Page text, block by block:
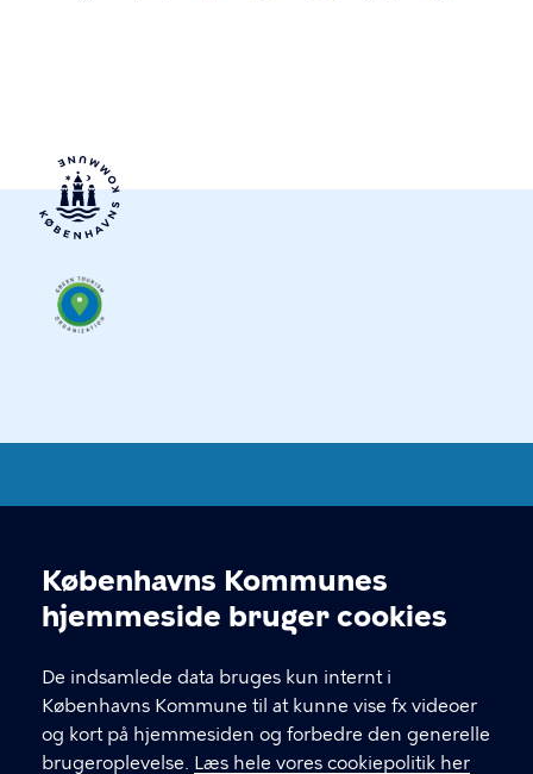
Cookieindstillinger
Københavns Kommunes
hjemmeside bruger cookies
De indsamlede data bruges kun internt i
Københavns Kommune til at kunne vise fx videoer
og kort på hjemmesiden og forbedre den generelle
brugeroplevelse. Læs hele vores cookiepolitik her
KONTAKT
Vesterbrogade 4B, 1620 København V
visitorservice@kk.dk